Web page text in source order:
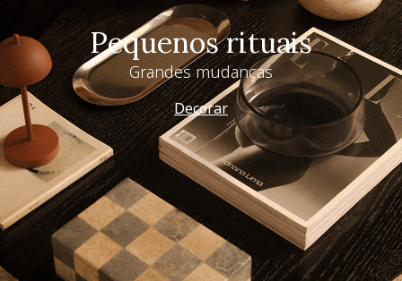
Pequenos rituais
Grandes mudanças
Decorar